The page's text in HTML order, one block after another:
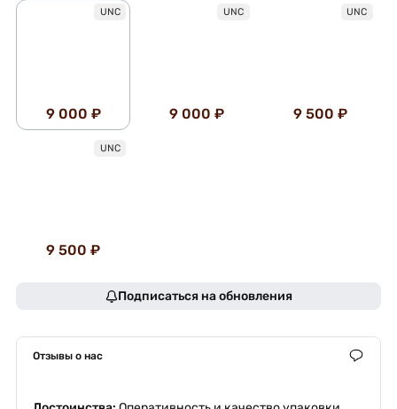
UNC
9 000 ₽
UNC
9 000 ₽
UNC
9 500 ₽
UNC
9 500 ₽
Подписаться на обновления
Отзывы о нас